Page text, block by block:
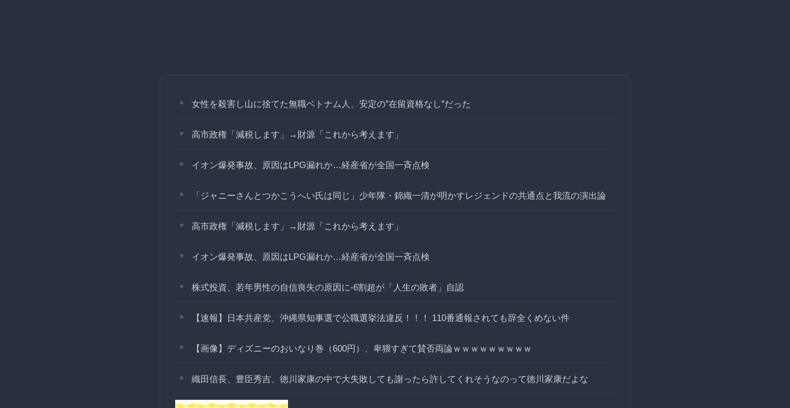
女性を殺害し山に捨てた無職ベトナム人、安定の”在留資格なし”だった
高市政権「減税します」→財源「これから考えます」
イオン爆発事故、原因はLPG漏れか…経産省が全国一斉点検
「ジャニーさんとつかこうへい氏は同じ」少年隊・錦織一清が明かすレジェンドの共通点と我流の演出論
高市政権「減税します」→財源「これから考えます」
イオン爆発事故、原因はLPG漏れか…経産省が全国一斉点検
株式投資、若年男性の自信喪失の原因に-6割超が「人生の敗者」自認
【速報】日本共産党、沖縄県知事選で公職選挙法違反！！！ 110番通報されても辞全くめない件
【画像】ディズニーのおいなり巻（600円）、卑猥すぎて賛否両論ｗｗｗｗｗｗｗｗｗ
織田信長、豊臣秀吉、徳川家康の中で大失敗しても謝ったら許してくれそうなのって徳川家康だよな